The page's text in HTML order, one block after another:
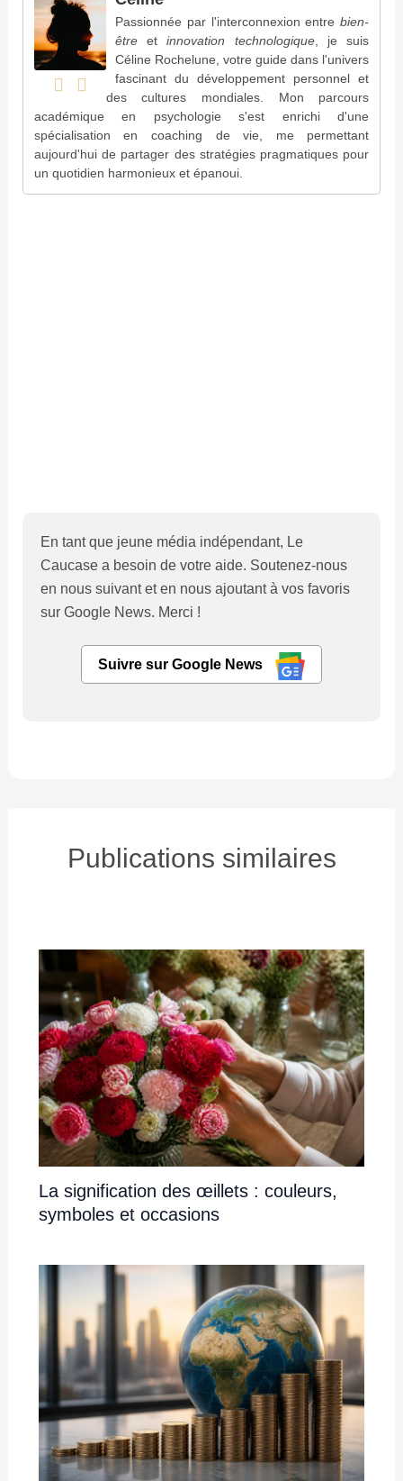
Passionnée par l'interconnexion entrebien-
êtreetinnovation technologique, je suis
Céline Rochelune, votre guide dans l'univers
fascinant du développement personnel et
des cultures mondiales. Mon parcours
académique en psychologie s'est enrichi d'une
spécialisation en coaching de vie, me permettant
aujourd'hui de partager des stratégies pragmatiques pour
un quotidien harmonieux et épanoui.
En tant que jeune média indépendant, Le
Caucase a besoin de votre aide. Soutenez-nous
en nous suivant et en nous ajoutant à vos favoris
sur Google News. Merci !
Suivre sur Google News
Publications similaires
La signification des œillets : couleurs,
symboles et occasions